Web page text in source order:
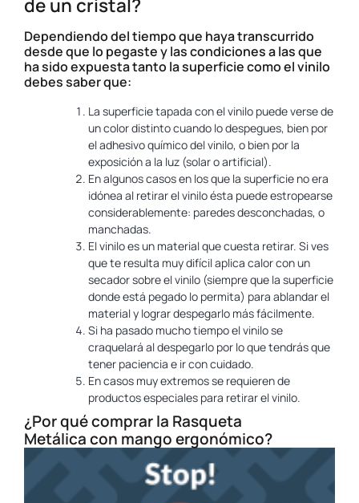
de un cristal?
Dependiendo del tiempo que haya transcurrido
desde que lo pegaste y las condiciones a las que
ha sido expuesta tanto la superficie como el vinilo
debes saber que:
La superficie tapada con el vinilo puede verse de
un color distinto cuando lo despegues, bien por
el adhesivo químico del vinilo, o bien por la
exposición a la luz (solar o artificial).
En algunos casos en los que la superficie no era
idónea al retirar el vinilo ésta puede estropearse
considerablemente: paredes desconchadas, o
manchadas.
El vinilo es un material que cuesta retirar. Si ves
que te resulta muy difícil aplica calor con un
secador sobre el vinilo (siempre que la superficie
donde está pegado lo permita) para ablandar el
material y lograr despegarlo más fácilmente.
Si ha pasado mucho tiempo el vinilo se
craquelará al despegarlo por lo que tendrás que
tener paciencia e ir con cuidado.
En casos muy extremos se requieren de
productos especiales para retirar el vinilo.
¿Por qué comprar la Rasqueta
Metálica con mango ergonómico?